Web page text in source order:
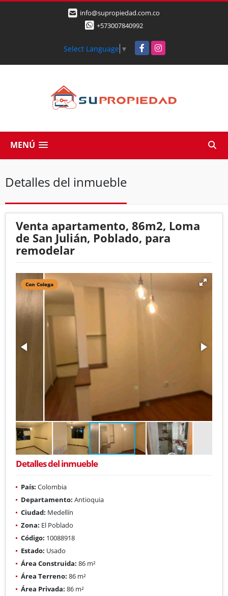
info@supropiedad.com.co
+573007840992
Select Language ▼ FacebookInstagram
MENÚ
Detalles del inmueble
Venta apartamento, 86m2, Loma
de San Julián, Poblado, para
remodelar
Con Colega
Detalles del inmueble
País: Colombia
Departamento: Antioquia
Ciudad: Medellín
Zona: El Poblado
Código: 10088918
Estado: Usado
Área Construida: 86 m²
Área Terreno: 86 m²
Área Privada: 86 m²